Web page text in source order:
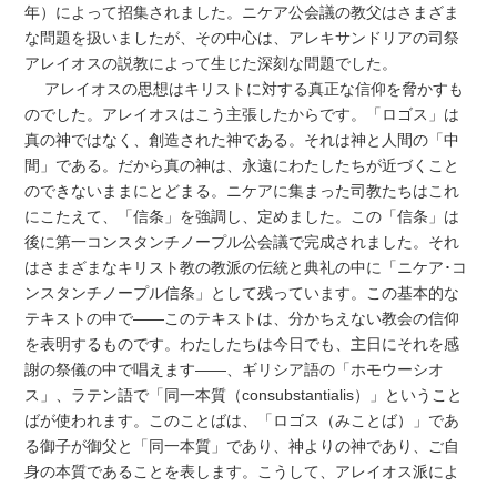
年）によって招集されました。ニケア公会議の教父はさまざま
な問題を扱いましたが、その中心は、アレキサンドリアの司祭
アレイオスの説教によって生じた深刻な問題でした。
アレイオスの思想はキリストに対する真正な信仰を脅かすも
のでした。アレイオスはこう主張したからです。「ロゴス」は
真の神ではなく、創造された神である。それは神と人間の「中
間」である。だから真の神は、永遠にわたしたちが近づくこと
のできないままにとどまる。ニケアに集まった司教たちはこれ
にこたえて、「信条」を強調し、定めました。この「信条」は
後に第一コンスタンチノープル公会議で完成されました。それ
はさまざまなキリスト教の教派の伝統と典礼の中に「ニケア･コ
ンスタンチノープル信条」として残っています。この基本的な
テキストの中で――このテキストは、分かちえない教会の信仰
を表明するものです。わたしたちは今日でも、主日にそれを感
謝の祭儀の中で唱えます――、ギリシア語の「ホモウーシオ
ス」、ラテン語で「同一本質（consubstantialis）」ということ
ばが使われます。このことばは、「ロゴス（みことば）」であ
る御子が御父と「同一本質」であり、神よりの神であり、ご自
身の本質であることを表します。こうして、アレイオス派によ